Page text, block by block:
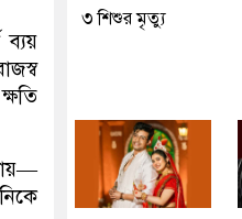
ব্যয়
৩ শিশুর মৃত্যু